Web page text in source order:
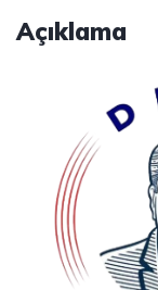
Açıklama